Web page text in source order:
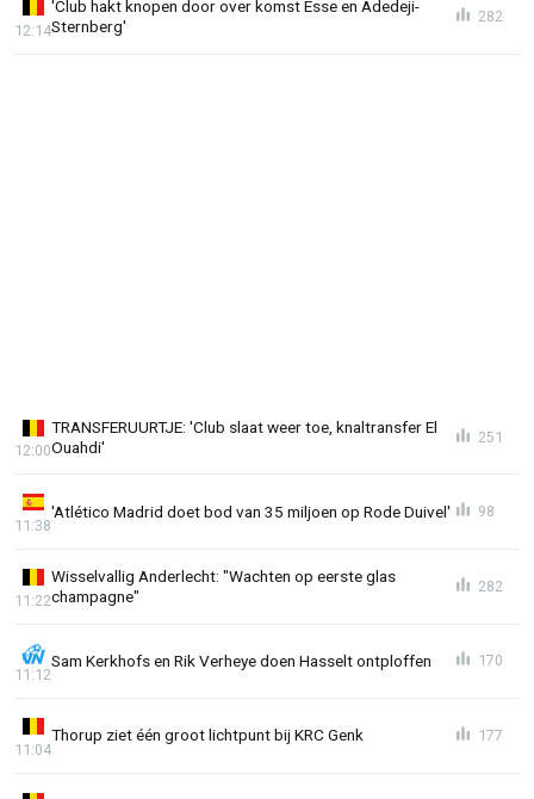
'Club hakt knopen door over komst Esse en Adedeji-
Sternberg'
12:14
282
TRANSFERUURTJE: 'Club slaat weer toe, knaltransfer El
Ouahdi'
12:00
251
'Atlético Madrid doet bod van 35 miljoen op Rode Duivel'
11:38
98
Wisselvallig Anderlecht: "Wachten op eerste glas
champagne"
11:22
282
Sam Kerkhofs en Rik Verheye doen Hasselt ontploffen
11:12
170
Thorup ziet één groot lichtpunt bij KRC Genk
11:04
177